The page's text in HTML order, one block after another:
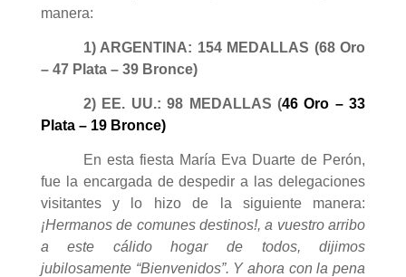
manera:
1) ARGENTINA: 154 MEDALLAS (68 Oro
– 47 Plata – 39 Bronce)
2) EE. UU.: 98 MEDALLAS (46 Oro – 33
Plata – 19 Bronce)
En esta fiesta María Eva Duarte de Perón,
fue la encargada de despedir a las delegaciones
visitantes y lo hizo de la siguiente manera:
¡Hermanos de comunes destinos!, a vuestro arribo
a este cálido hogar de todos, dijimos
jubilosamente “Bienvenidos”. Y ahora con la pena